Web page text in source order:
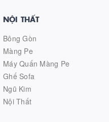
NỘI THẤT
Bông Gòn
Màng Pe
Máy Quấn Màng Pe
Ghế Sofa
Ngũ Kim
Nội Thất